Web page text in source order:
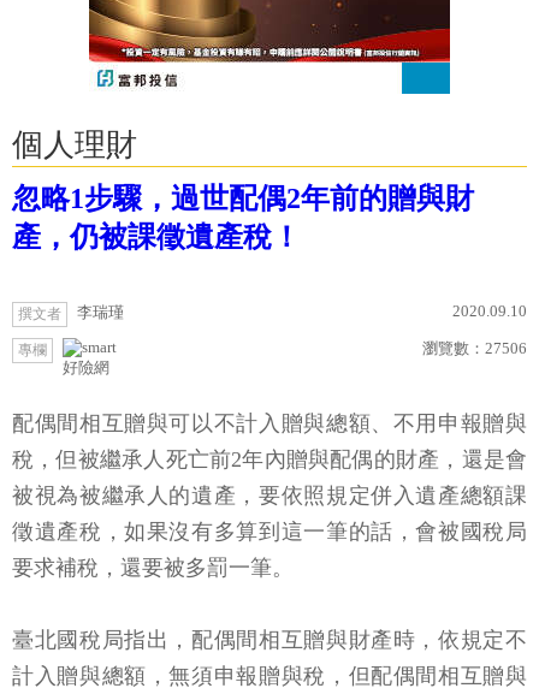
個人理財
忽略1步驟，過世配偶2年前的贈與財
產，仍被課徵遺產稅！
撰文者 李瑞瑾 2020.09.10
專欄
好險網
瀏覽數： 27506
配偶間相互贈與可以不計入贈與總額、不用申報贈與
稅，但被繼承人死亡前2年內贈與配偶的財產，還是會
被視為被繼承人的遺產，要依照規定併入遺產總額課
徵遺產稅，如果沒有多算到這一筆的話，會被國稅局
要求補稅，還要被多罰一筆。
臺北國稅局指出，配偶間相互贈與財產時，依規定不
計入贈與總額，無須申報贈與稅，但配偶間相互贈與